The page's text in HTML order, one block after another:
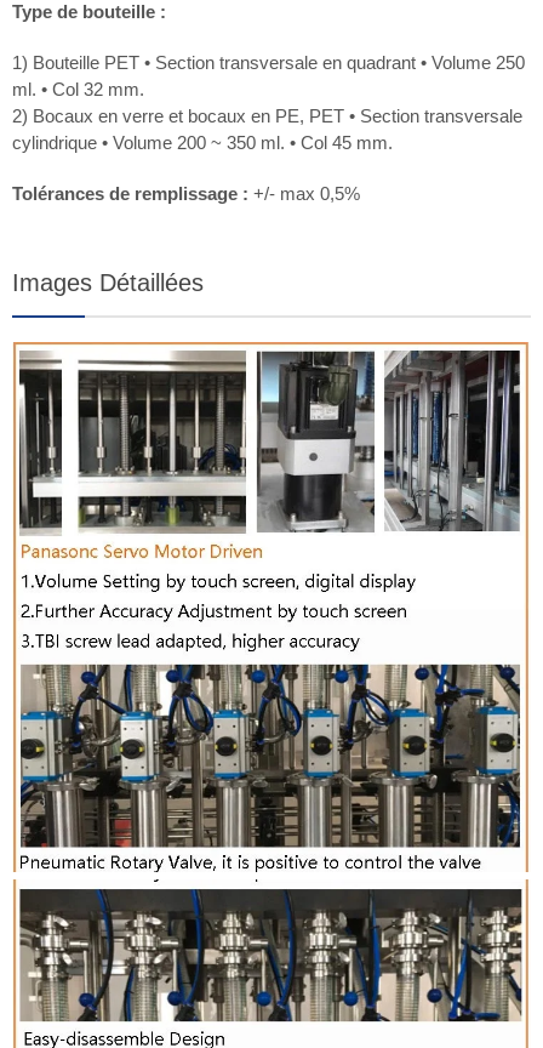
Type de bouteille :
1) Bouteille PET • Section transversale en quadrant • Volume 250
ml. • Col 32 mm.
2) Bocaux en verre et bocaux en PE, PET • Section transversale
cylindrique • Volume 200 ~ 350 ml. • Col 45 mm.
Tolérances de remplissage : +/- max 0,5%
Images Détaillées